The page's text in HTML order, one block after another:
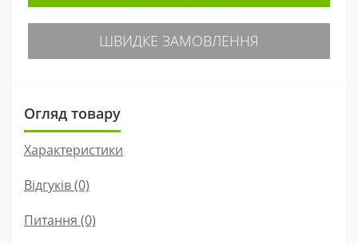
ШВИДКЕ ЗАМОВЛЕННЯ
Огляд товару
Характеристики
Відгуків (0)
Питання (0)